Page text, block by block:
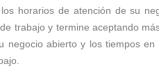
horarios de atención de su
trabajo y termine aceptando
negocio abierto y los tiempos